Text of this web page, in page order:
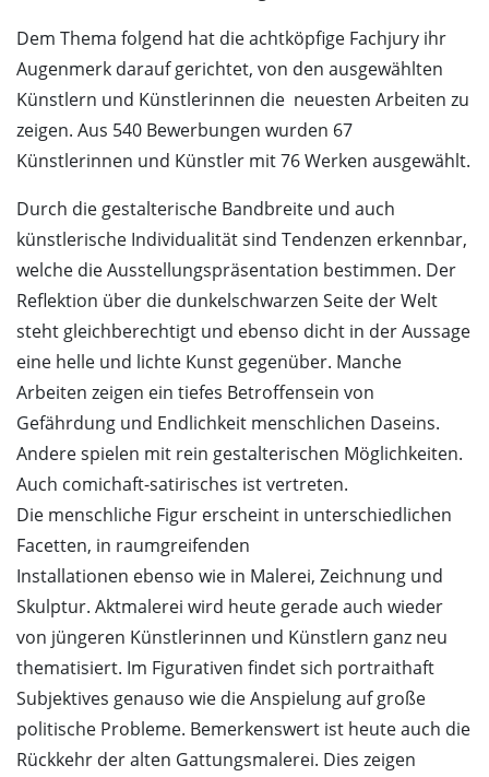
Dem Thema folgend hat die achtköpfige Fachjury ihr
Augenmerk darauf gerichtet, von den ausgewählten
Künstlern und Künstlerinnen die neuesten Arbeiten zu
zeigen. Aus 540 Bewerbungen wurden 67
Künstlerinnen und Künstler mit 76 Werken ausgewählt.
Durch die gestalterische Bandbreite und auch
künstlerische Individualität sind Tendenzen erkennbar,
welche die Ausstellungspräsentation bestimmen. Der
Reflektion über die dunkelschwarzen Seite der Welt
steht gleichberechtigt und ebenso dicht in der Aussage
eine helle und lichte Kunst gegenüber. Manche
Arbeiten zeigen ein tiefes Betroffensein von
Gefährdung und Endlichkeit menschlichen Daseins.
Andere spielen mit rein gestalterischen Möglichkeiten.
Auch comichaft-satirisches ist vertreten.
Die menschliche Figur erscheint in unterschiedlichen
Facetten, in raumgreifenden
Installationen ebenso wie in Malerei, Zeichnung und
Skulptur. Aktmalerei wird heute gerade auch wieder
von jüngeren Künstlerinnen und Künstlern ganz neu
thematisiert. Im Figurativen findet sich portraithaft
Subjektives genauso wie die Anspielung auf große
politische Probleme. Bemerkenswert ist heute auch die
Rückkehr der alten Gattungsmalerei. Dies zeigen